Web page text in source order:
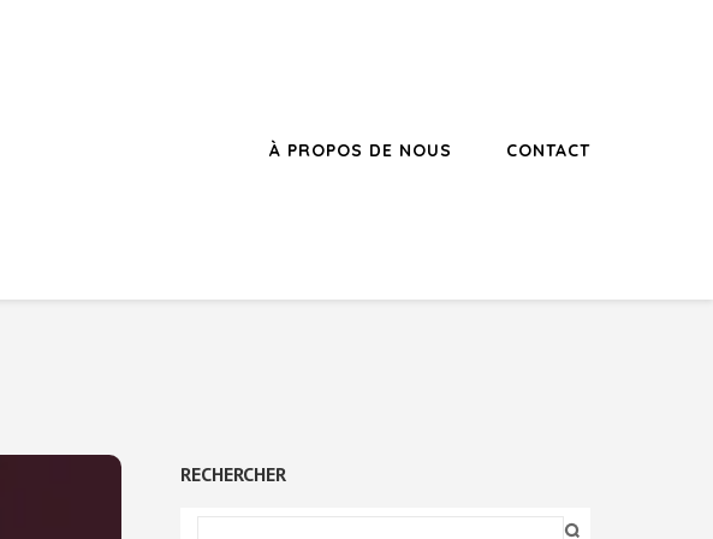
À PROPOS DE NOUS CONTACT
RECHERCHER